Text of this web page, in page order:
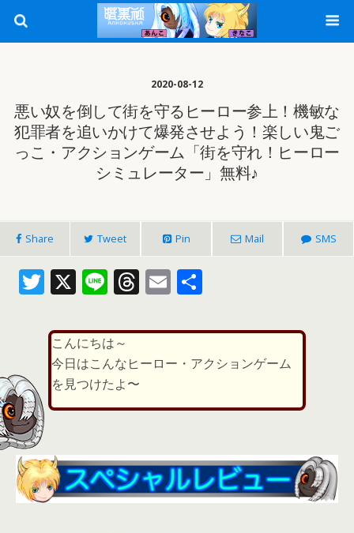
2020-08-12
悪い奴を倒して街を守るヒーロー参上！機敏な
犯罪者を追いかけて爆発させよう！楽しい鬼ご
っこ・アクションゲーム「街を守れ！ヒーロー
シミュレーター」無料♪
Share Tweet Pin Mail SMS
T
itt
er
X Li
e
T
re
a
s
E
ai
l
こんにちは～
今日はこんなヒーロー・アクションゲーム
を見つけたよ〜